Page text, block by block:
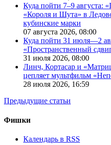
Куда пойти 7–9
«Короля и Шута» в
кубинские марки
07 августа 2026, 08:00
Куда пойти 31 июля—2
«Пространственный
31 июля 2026, 08:00
Линч, Кортасар и
цепляет мультфильм
28 июля 2026, 16:59
Предыдущие статьи
Фишки
Календарь в RSS